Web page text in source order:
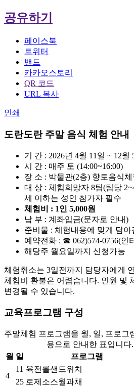
공유하기
페이스북
트위터
밴드
카카오스토리
QR 코드
URL 복사
인쇄
도란도란 주말 음식 체험 안내
기 간 : 2026년 4월 11일 ~ 12월
시 간 : 매주 토 (14:00~16:00)
장 소 : 박물관(2층) 향토음식체
대 상 : 체험희망자 8팀(팀당
세 이하는 성인 참가자 필수
체험비 : 1인 5,000원
납 부 : 계좌입금(문자로 안내)
준비물 : 체험내용에 맞게 담
예약전화 : ☎ 062)574-0756(인
해당주 월요일까지 신청가능
체험취소는 3일전까지 담당자에게
체험비 환불은 어렵습니다. 인원 및
변경될 수 있습니다.
교육프로그램 구성
주말체험 프로그램을 월, 일, 프로그
용으로 안내한 표입니다.
월 일 프로그램
4
11 육전롤샌드위치
25 로제소스월과채